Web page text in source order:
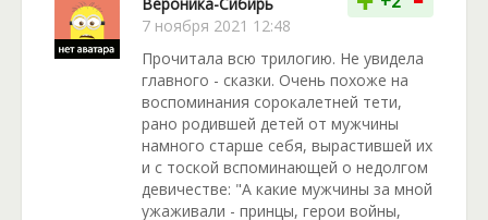
7 ноября 2021 12:48
Прочитала всю трилогию. Не увидела
главного - сказки. Очень похоже на
воспоминания сорокалетней тети,
рано родившей детей от мужчины
намного старше себя, вырастившей их
и с тоской вспоминающей о недолгом
девичестве: "А какие мужчины за мной
ужаживали - принцы, герои войны,